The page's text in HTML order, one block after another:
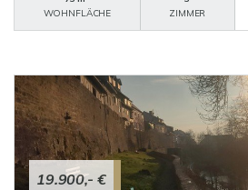
WOHNFLÄCHE
ZIMMER
19.900,- €